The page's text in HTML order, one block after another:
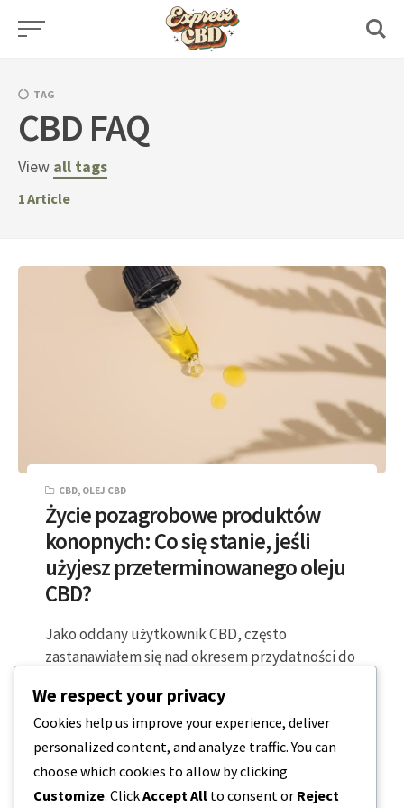
Skip
TAG
CBD FAQ
View all tags
1Article
CBD, OLEJ CBD
Życie pozagrobowe produktów
konopnych: Co się stanie, jeśli
użyjesz przeterminowanego oleju
CBD?
Jako oddany użytkownik CBD, często
zastanawiałem się nad okresem przydatności do
Jak wszystkie dobre rzeczy,…
2 MINUTY CZYTANIA 2023-09-26
We respect your privacy
Cookies help us improve your experience, deliver
personalized content, and analyze traffic. You can
choose which cookies to allow by clicking
Customize. ClickAccept All to consent or Reject